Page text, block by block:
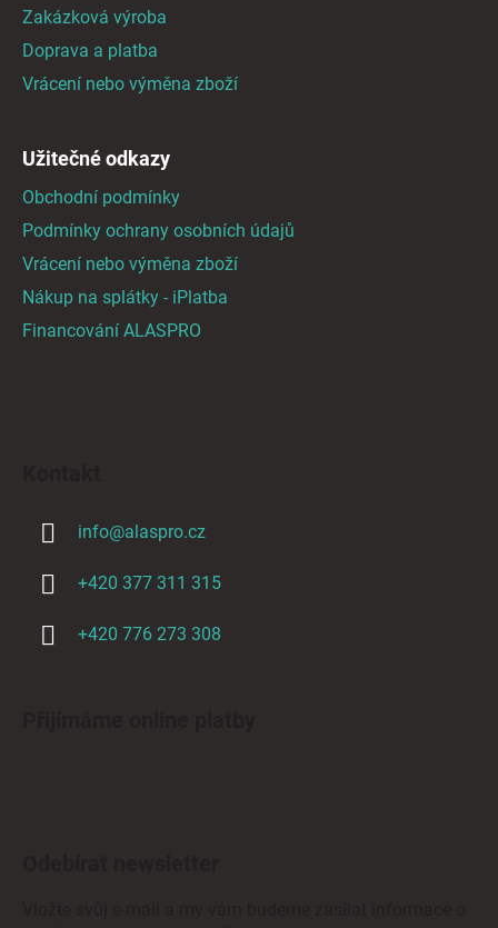
Zakázková výroba
Doprava a platba
Vrácení nebo výměna zboží
Užitečné odkazy
Obchodní podmínky
Podmínky ochrany osobních údajů
Vrácení nebo výměna zboží
Nákup na splátky - iPlatba
Financování ALASPRO
info@alaspro.cz
+420 377 311 315
+420 776 273 308